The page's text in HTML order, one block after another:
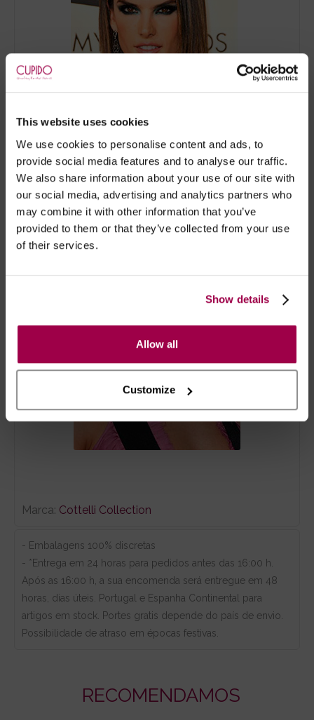
This website uses cookies
We use cookies to personalise content and ads, to
provide social media features and to analyse our traffic.
We also share information about your use of our site with
our social media, advertising and analytics partners who
may combine it with other information that you’ve
provided to them or that they’ve collected from your use
of their services.
Show details
Allow all
Customize
Marca: Cottelli Collection
- Embalagens 100% discretas
- *Entrega em 24 horas para pedidos antes das 16:00 h.
Após as 16:00 h, a sua encomenda será entregue em 48
horas, dias úteis. Portugal e Espanha Continental para
artigos em stock. Portes gratis depende do país de envio.
Possibilidade de atraso em épocas festivas.
RECOMENDAMOS